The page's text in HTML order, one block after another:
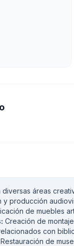
áreas
y producción
de muebles
Creación de
con
Restauración de